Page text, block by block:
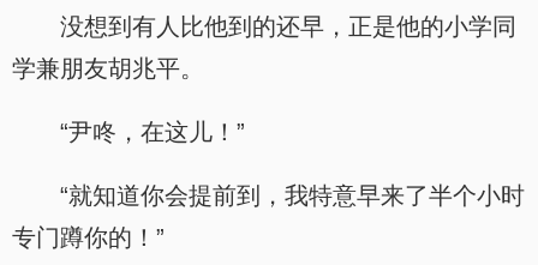
没想到有人比他到的还早，正是他的小学同
学兼朋友胡兆平。
“尹咚，在这儿！”
“就知道你会提前到，我特意早来了半个小时
专门蹲你的！”